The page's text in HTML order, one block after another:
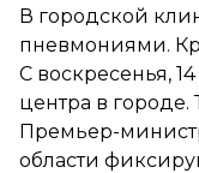
В городской
пневмониями.
С воскресенья,
центра в городе.
Премьер-
области